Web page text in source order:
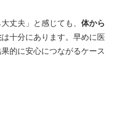
丈夫」と感じても、 体から
は十分にあります。早めに医
的に安心につながるケース